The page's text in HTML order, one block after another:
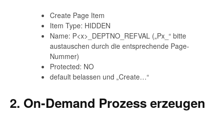
Create Page Item
Item Type: HIDDEN
Name: P<x>_DEPTNO_REFVAL („Px_“ bitte
austauschen durch die entsprechende Page-
Nummer)
Protected: NO
default belassen und „Create…“
2. On-Demand Prozess erzeugen